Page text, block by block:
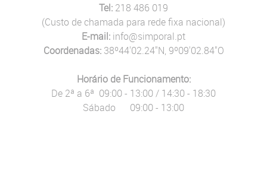
Tel: 218 486 019
(Custo de chamada para rede fixa nacional)
E-mail: info@simporal.pt
Coordenadas: 38º44'02.24"N, 9º09'02.84"O
Horário de Funcionamento:
De 2ª a 6ª 09:00 - 13:00 / 14:30 - 18:30
Sábado 09:00 - 13:00